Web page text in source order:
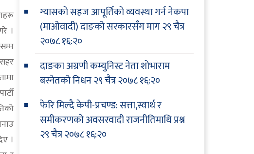
।
।
ग्यासको सहज आपूर्तिको व्यवस्था गर्न नेकपा
(माओवादी) दाङको सरकारसँग माग२९ चैत्र
२०७८ १६:२०
दाङका अग्रणी कम्युनिस्ट नेता शोभाराम
बस्नेतको निधन२९ चैत्र २०७८ १६:२०
फेरि मिल्दै केपी-प्रचण्ड: सत्ता,स्वार्थ र
समीकरणको अवसरवादी राजनीतिमाथि प्रश्न
२९ चैत्र २०७८ १६:२०